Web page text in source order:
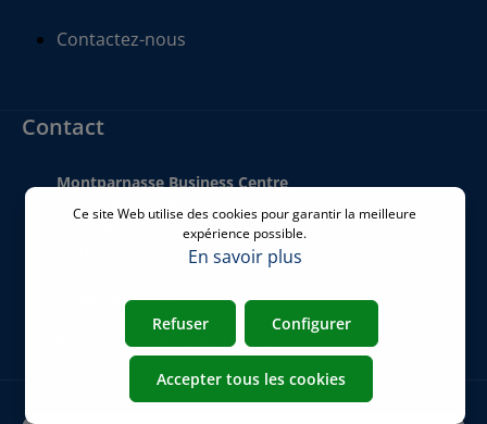
Contactez-nous
Contact
Montparnasse Business Centre
140 bis Rue de Rennes
Téléphone:+33 01 77 62 46 24
commercial@airicom.fr
Ce site Web utilise des cookies pour garantir la meilleure
expérience possible.
En savoir plus
Refuser Configurer
Accepter tous les cookies